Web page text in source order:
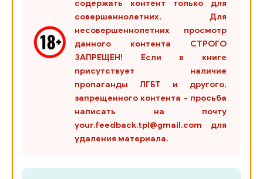
24
25
30
содержать контент только для
совершеннолетних. Для
несовершеннолетних просмотр
данного контента СТРОГО
ЗАПРЕЩЕН! Если в книге
присутствует наличие
пропаганды ЛГБТ и другого,
запрещенного контента - просьба
написать на почту
your.feedback.tpl@gmail.com для
удаления материала.